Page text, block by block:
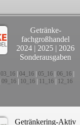
Getränke-
fachgroßhandel
2024 | 2025 | 2026
Sonderausgaben
03_16| 04_16| 05_16| 06_16|
09_16 10_16 11_16 12_16
Getränkering-Aktiv